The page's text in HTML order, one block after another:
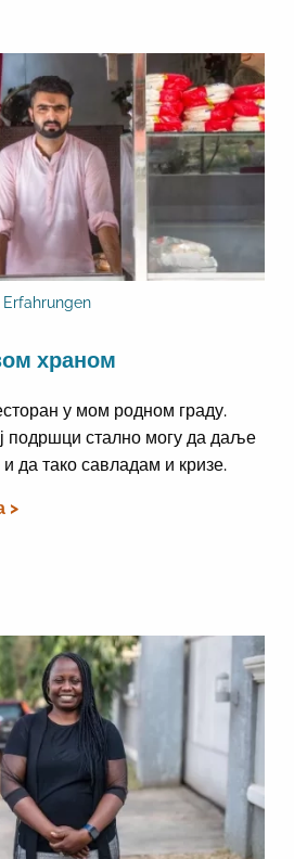
Erfahrungen
храном
у мом родном граду.
подршци стално могу да даље
и да тако савладам и кризе.
>